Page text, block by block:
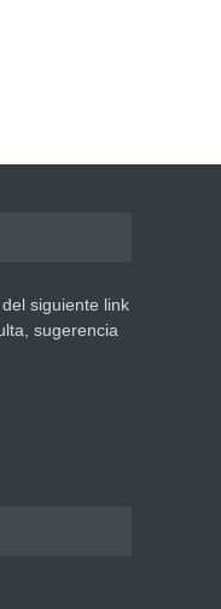
siguiente link
sugerencia